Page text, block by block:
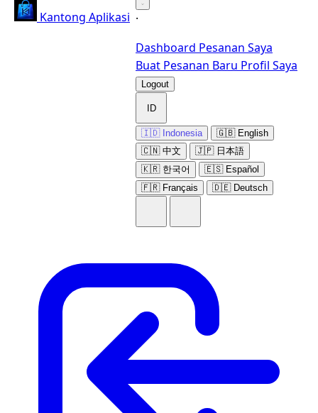
Kantong Aplikasi ·
Dashboard Pesanan Saya
Buat Pesanan Baru Profil Saya
Logout
ID
🇮🇩 Indonesia
🇬🇧 English
🇨🇳 中文
🇯🇵 日本語
🇰🇷 한국어
🇪🇸 Español
🇫🇷 Français
🇩🇪 Deutsch